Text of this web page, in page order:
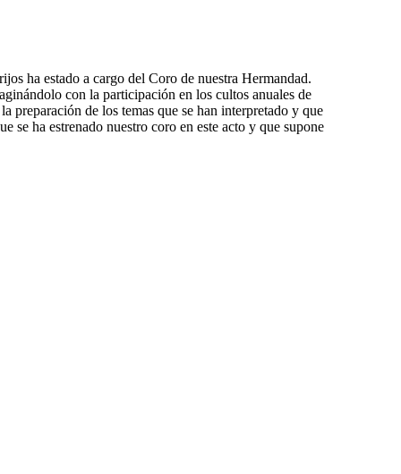
ha estado a cargo del Coro de nuestra Hermandad.
con la participación en los cultos anuales de
preparación de los temas que se han interpretado y que
se ha estrenado nuestro coro en este acto y que supone